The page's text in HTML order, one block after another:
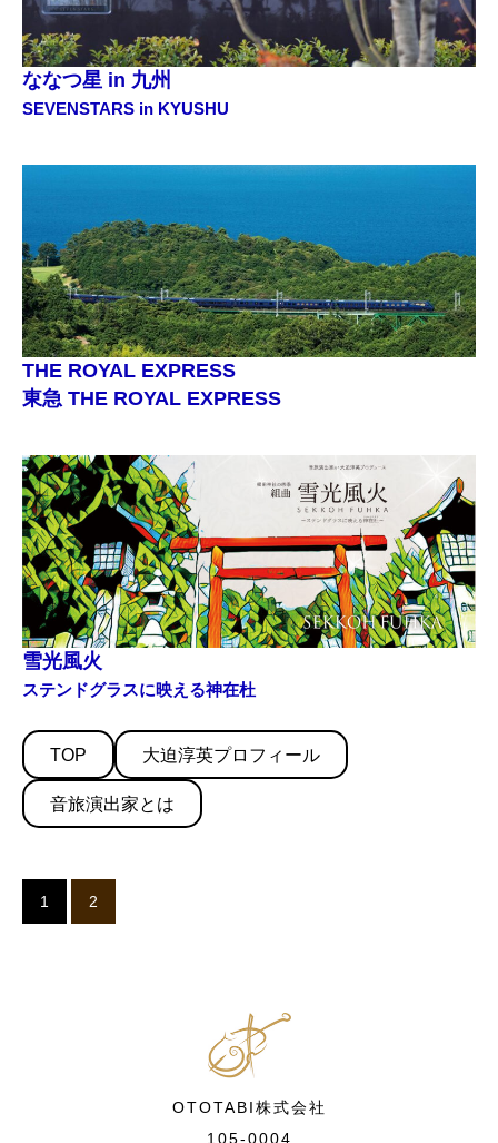
ななつ星 in 九州
SEVENSTARS in KYUSHU
THE ROYAL EXPRESS
東急 THE ROYAL EXPRESS
雪光風火
ステンドグラスに映える神在杜
TOP 大迫淳英プロフィール
音旅演出家とは
1 2
OTOTABI株式会社
105-0004